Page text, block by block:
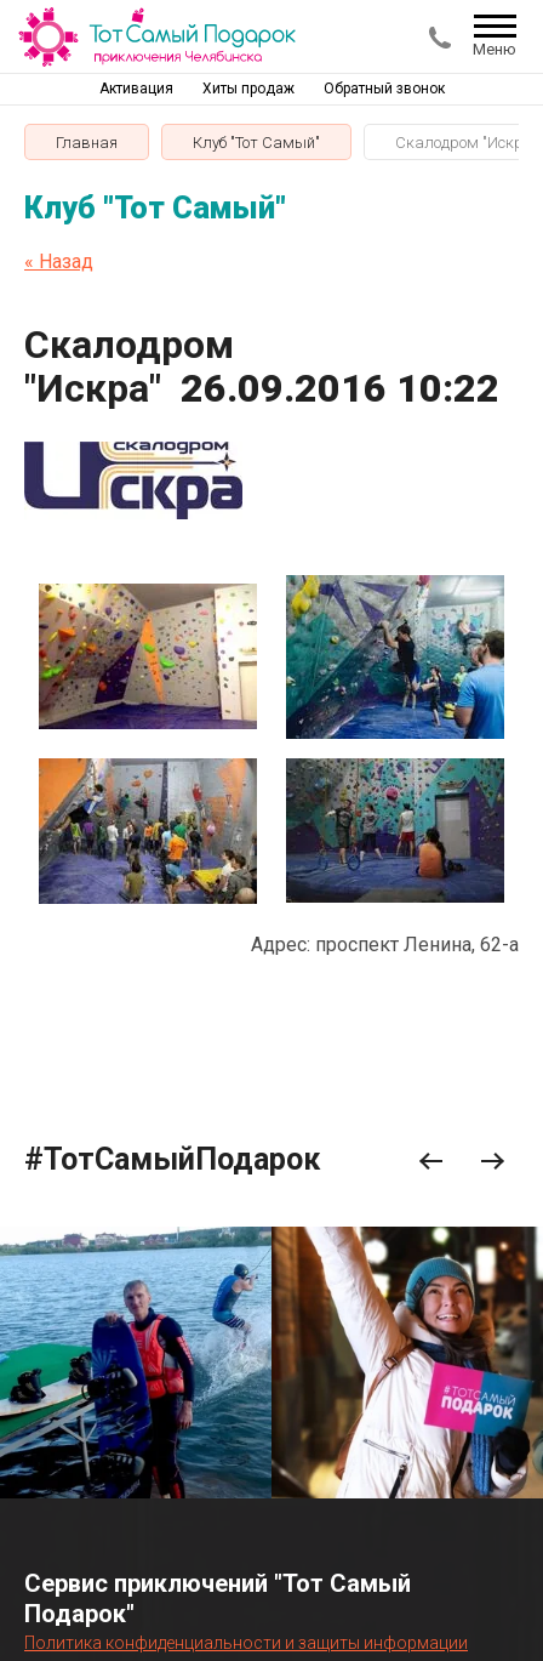
Меню
Активация Хиты продаж Обратный звонок
Главная Клуб "Тот Самый" Скалодром "Искра"
Клуб "Тот Самый"
« Назад
Скалодром
"Искра" 26.09.2016 10:22
Адрес: проспект Ленина, 62-а
#ТотСамыйПодарок
Сервис приключений "Тот Самый
Подарок"
Политика конфиденциальности и защиты информации